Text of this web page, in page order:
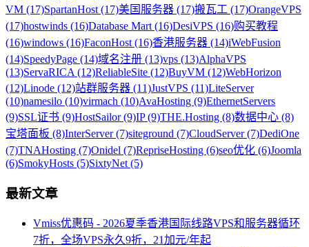
VM (17)SpartanHost (17)美国服务器 (17)搬瓦工 (17)OrangeVPS
(17)hostwinds (16)Database Mart (16)DesiVPS (16)购买教程
(16)windows (16)FaconHost (16)香港服务器 (14)iWebFusion
(14)SpeedyPage (14)域名注册 (13)vps (13)AlphaVPS
(13)ServaRICA (12)ReliableSite (12)BuyVM (12)WebHorizon
(12)Linode (12)站群服务器 (11)JustVPS (11)LiteServer
(10)namesilo (10)virmach (10)AvaHosting (9)EthernetServers
(9)SSL证书 (9)HostSailor (9)IP (9)THE.Hosting (8)数据中心 (8)
宝塔面板 (8)InterServer (7)siteground (7)CloudServer (7)DediOne
(7)TNAHosting (7)Onidel (7)RepriseHosting (6)seo优化 (6)Joomla
(6)SmokyHosts (5)SixtyNet (5)
最新文章
Vmiss优惠码 - 2026夏季香港国际线路VPS和服务器循环
7折，全场VPS永久9折，21加元/年起